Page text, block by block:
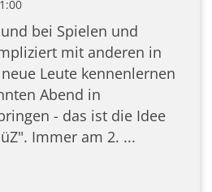
bei Spielen und
mit anderen in
Leute kennenlernen
Abend in
- das ist die Idee
Immer am 2. ...